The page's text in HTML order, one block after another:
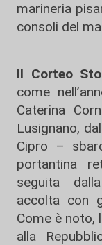
marineria
consoli del
Il Corteo
come
Caterina
Lusignano,
Cipro –
portantina
seguita
accolta con
Come è noto,
alla